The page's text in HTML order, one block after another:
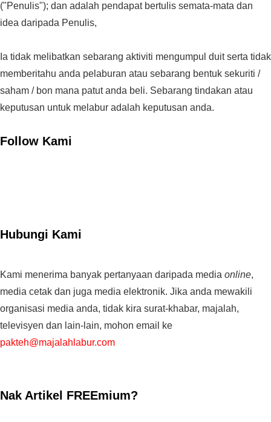
("Penulis"); dan adalah pendapat bertulis semata-mata dan
idea daripada Penulis,
Ia tidak melibatkan sebarang aktiviti mengumpul duit serta tidak
memberitahu anda pelaburan atau sebarang bentuk sekuriti /
saham / bon mana patut anda beli. Sebarang tindakan atau
keputusan untuk melabur adalah keputusan anda.
Follow Kami
Hubungi Kami
Kami menerima banyak pertanyaan daripada media online,
media cetak dan juga media elektronik. Jika anda mewakili
organisasi media anda, tidak kira surat-khabar, majalah,
televisyen dan lain-lain, mohon email ke
pakteh@majalahlabur.com
Nak Artikel FREEmium?